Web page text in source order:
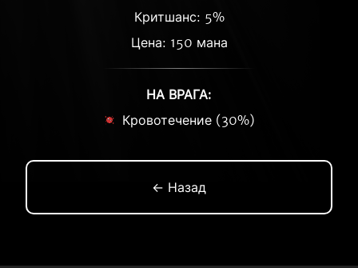
Критшанс: 5%
Цена: 150 мана
НА ВРАГА:
Кровотечение (30%)
← Назад